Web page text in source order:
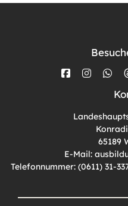
65189
E-Mail:
Telefonnummer: (0611) 31-